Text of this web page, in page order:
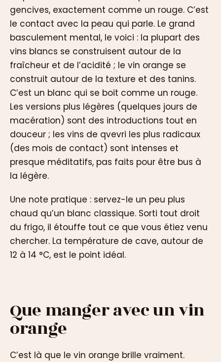
gencives, exactement comme un rouge. C’est
le contact avec la peau qui parle. Le grand
basculement mental, le voici : la plupart des
vins blancs se construisent autour de la
fraîcheur et de l’acidité ; le vin orange se
construit autour de la texture et des tanins.
C’est un blanc qui se boit comme un rouge.
Les versions plus légères (quelques jours de
macération) sont des introductions tout en
douceur ; les vins de qvevri les plus radicaux
(des mois de contact) sont intenses et
presque méditatifs, pas faits pour être bus à
la légère.
Une note pratique : servez-le un peu plus
chaud qu’un blanc classique. Sorti tout droit
du frigo, il étouffe tout ce que vous étiez venu
chercher. La température de cave, autour de
12 à 14 °C, est le point idéal.
Que manger avec un vin
orange
C’est là que le vin orange brille vraiment.